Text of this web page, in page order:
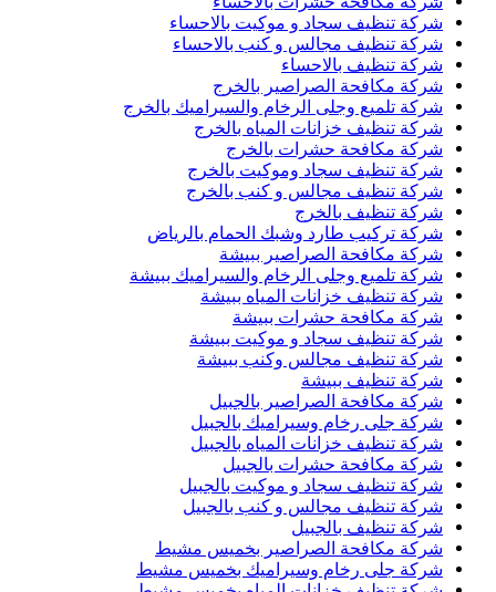
شركة تنظيف سجاد و موكيت بالاحساء
شركة تنظيف مجالس و كنب بالاحساء
شركة تنظيف بالاحساء
شركة مكافحة الصراصير بالخرج
شركة تلميع وجلى الرخام والسيراميك بالخرج
شركة تنظيف خزانات المياه بالخرج
شركة مكافحة حشرات بالخرج
شركة تنظيف سجاد وموكيت بالخرج
شركة تنظيف مجالس و كنب بالخرج
شركة تنظيف بالخرج
شركة تركيب طارد وشبك الحمام بالرياض
شركة مكافحة الصراصير ببيشة
شركة تلميع وجلى الرخام والسيراميك ببيشة
شركة تنظيف خزانات المياه ببيشة
شركة مكافحة حشرات ببيشة
شركة تنظيف سجاد و موكيت ببيشة
شركة تنظيف مجالس وكنب ببيشة
شركة تنظيف ببيشة
شركة مكافحة الصراصير بالجبيل
شركة جلى رخام وسيراميك بالجبيل
شركة تنظيف خزانات المياه بالجبيل
شركة مكافحة حشرات بالجبيل
شركة تنظيف سجاد و موكيت بالجبيل
شركة تنظيف مجالس و كنب بالجبيل
شركة تنظيف بالجبيل
شركة مكافحة الصراصير بخميس مشيط
شركة جلى رخام وسيراميك بخميس مشيط